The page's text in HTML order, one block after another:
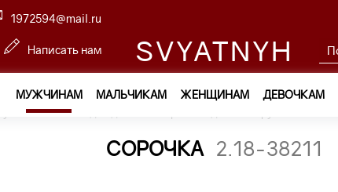
1972594@mail.ru
Написать нам SVYATNYH
МУЖЧИНАМ МАЛЬЧИКАМ ЖЕНЩИНАМ ДЕВОЧКАМ
Мужчинам —
СОРОЧКА 2.18-38211